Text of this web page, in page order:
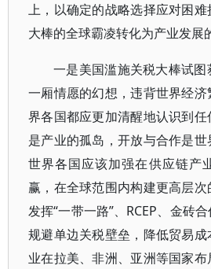
上，以确定的战略选择应对困
大棒的全球霸凌转化为产业发展
一是美国滥施关税大棒试
一厢情愿的幻想，违背世界经
界各国都应更加清醒地认识到
是产业的孤岛，开放与合作是世
世界各国应该加强在供应链产
赢，在全球范围内构建更高层次
发挥“一带一路”、RCEP、金砖
规避单边关税壁垒，降低贸易
业在拉美、非洲、亚洲等国家